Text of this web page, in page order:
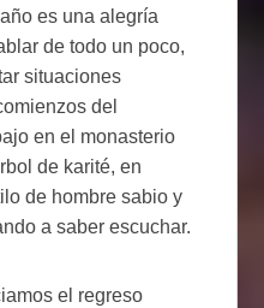
es una alegría
de todo un poco,
situaciones
del
en el monasterio
de karité, en
de hombre sabio y
a saber escuchar.
el regreso